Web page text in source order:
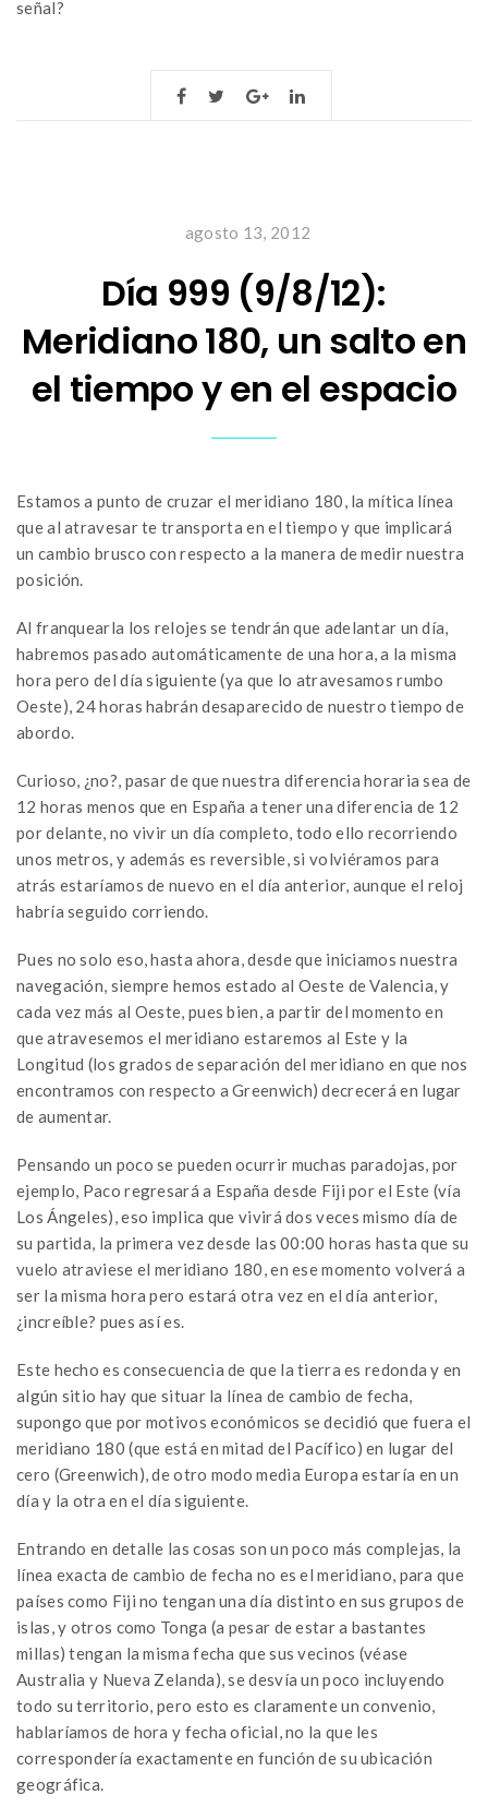
señal?
agosto 13, 2012
Día 999 (9/8/12):
Meridiano 180, un salto en
el tiempo y en el espacio
Estamos a punto de cruzar el meridiano 180, la mítica línea
que al atravesar te transporta en el tiempo y que implicará
un cambio brusco con respecto a la manera de medir nuestra
posición.
Al franquearla los relojes se tendrán que adelantar un día,
habremos pasado automáticamente de una hora, a la misma
hora pero del día siguiente (ya que lo atravesamos rumbo
Oeste), 24 horas habrán desaparecido de nuestro tiempo de
abordo.
Curioso, ¿no?, pasar de que nuestra diferencia horaria sea de
12 horas menos que en España a tener una diferencia de 12
por delante, no vivir un día completo, todo ello recorriendo
unos metros, y además es reversible, si volviéramos para
atrás estaríamos de nuevo en el día anterior, aunque el reloj
habría seguido corriendo.
Pues no solo eso, hasta ahora, desde que iniciamos nuestra
navegación, siempre hemos estado al Oeste de Valencia, y
cada vez más al Oeste, pues bien, a partir del momento en
que atravesemos el meridiano estaremos al Este y la
Longitud (los grados de separación del meridiano en que nos
encontramos con respecto a Greenwich) decrecerá en lugar
de aumentar.
Pensando un poco se pueden ocurrir muchas paradojas, por
ejemplo, Paco regresará a España desde Fiji por el Este (vía
Los Ángeles), eso implica que vivirá dos veces mismo día de
su partida, la primera vez desde las 00:00 horas hasta que su
vuelo atraviese el meridiano 180, en ese momento volverá a
ser la misma hora pero estará otra vez en el día anterior,
¿increíble? pues así es.
Este hecho es consecuencia de que la tierra es redonda y en
algún sitio hay que situar la línea de cambio de fecha,
supongo que por motivos económicos se decidió que fuera el
meridiano 180 (que está en mitad del Pacífico) en lugar del
cero (Greenwich), de otro modo media Europa estaría en un
día y la otra en el día siguiente.
Entrando en detalle las cosas son un poco más complejas, la
línea exacta de cambio de fecha no es el meridiano, para que
países como Fiji no tengan una día distinto en sus grupos de
islas, y otros como Tonga (a pesar de estar a bastantes
millas) tengan la misma fecha que sus vecinos (véase
Australia y Nueva Zelanda), se desvía un poco incluyendo
todo su territorio, pero esto es claramente un convenio,
hablaríamos de hora y fecha oficial, no la que les
correspondería exactamente en función de su ubicación
geográfica.